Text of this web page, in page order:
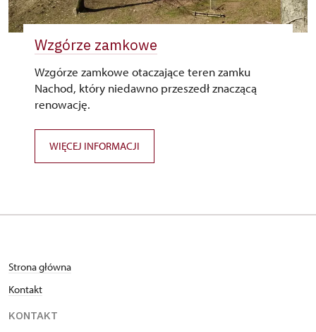
Wzgórze zamkowe
Wzgórze zamkowe otaczające teren zamku
Nachod, który niedawno przeszedł znaczącą
renowację.
WIĘCEJ INFORMACJI
Strona główna
Kontakt
KONTAKT